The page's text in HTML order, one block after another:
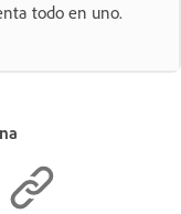
todo en uno.